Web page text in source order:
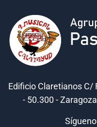
Edificio Claretianos C/
- 50.300 -